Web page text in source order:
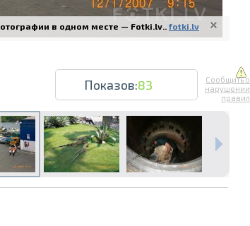
в одном месте — Fotki.lv.. fotki.lv
Показов:83
Сообщить о
нарушении
правил